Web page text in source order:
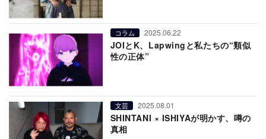
コラム 2025.06.22
JOIとK、Lapwingと私たちの“類似
性の正体”
文芸 2025.08.01
SHINTANI × ISHIYAが明かす、噂の
真相